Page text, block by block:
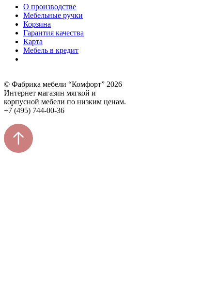
О производстве
Мебельные ручки
Корзина
Гарантия качества
Карта
Мебель в кредит
© Фабрика мебели “Комфорт” 2026
Интернет магазин мягкой и
корпусной мебели по низким ценам.
+7 (495) 744-00-36